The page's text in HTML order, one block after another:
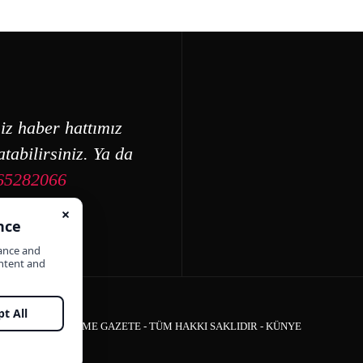
haber hattımız
Ya da
ÇEŞME GAZETE - TÜM HAKKI SAKLIDIR - KÜNYE